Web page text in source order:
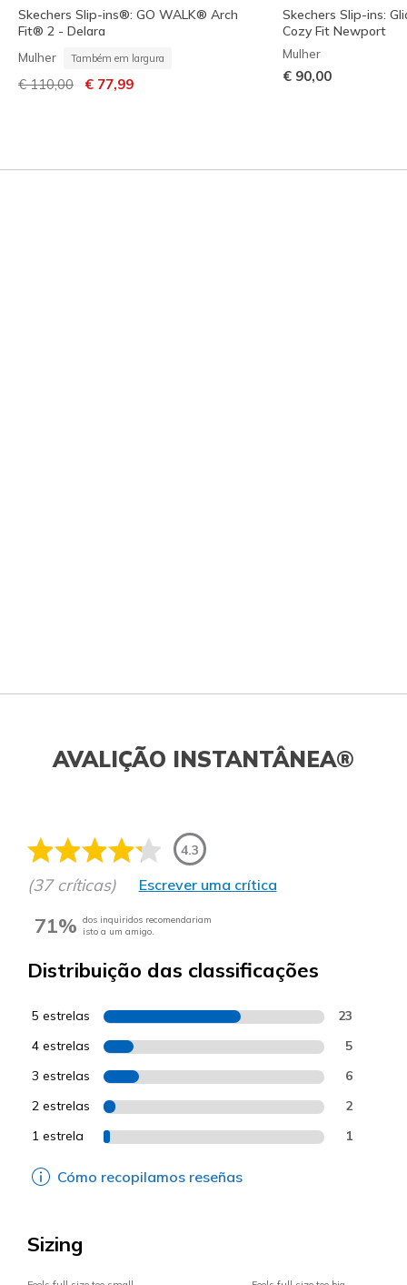
Skechers Slip-ins®: GO WALK® Arch
Fit® 2 - Delara
Mulher Também em largura
Preço com desconto de
€ 110,00 para
€ 77,99
Skechers Slip-ins:
Cozy Fit Newport
Mulher
€ 90,00
AVALIÇÃO INSTANTÂNEA®
4.3
(37 críticas) Escrever uma crítica
71% dos inquiridos recomendariam
isto a um amigo.
Distribuição das classificações
5 estrelas 23
4 estrelas 5
3 estrelas 6
2 estrelas 2
1 estrela 1
Cómo recopilamos reseñas
Sizing